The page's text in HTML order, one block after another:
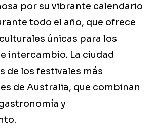
por su vibrante calendario
todo el año, que ofrece
únicas para los
intercambio. La ciudad
de los festivales más
de Australia, que combinan
y